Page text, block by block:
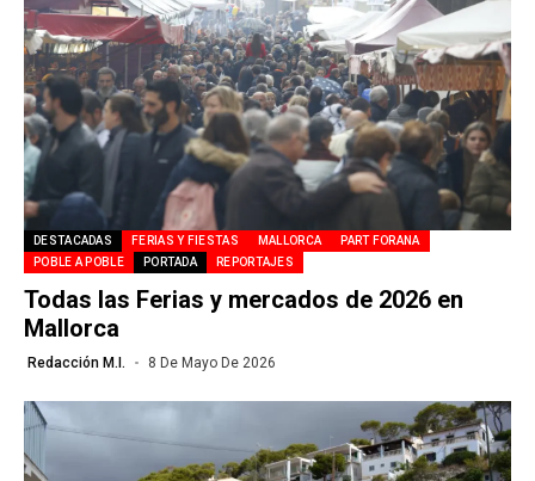
DESTACADAS FERIAS Y FIESTAS MALLORCA
PART FORANA
POBLE A POBLE
PORTADA REPORTAJES
Todas las Ferias y mercados de 2026 en
Mallorca
Redacción M.I. 8 De Mayo De 2026